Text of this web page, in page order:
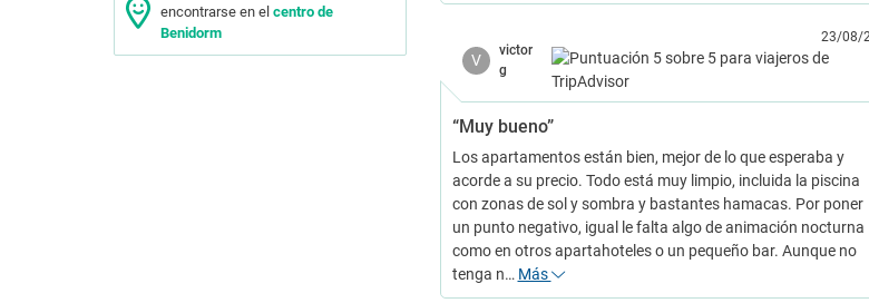
encontrarse en el centro de
Benidorm
V
victor
g
23/08/
“Muy bueno”
Los apartamentos están bien, mejor de lo que esperaba y
acorde a su precio. Todo está muy limpio, incluida la piscina
con zonas de sol y sombra y bastantes hamacas. Por poner
un punto negativo, igual le falta algo de animación nocturna
como en otros apartahoteles o un pequeño bar. Aunque no
tenga n… Más